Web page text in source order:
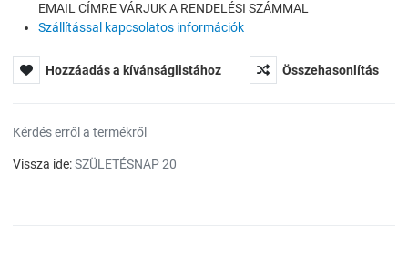
EMAIL CÍMRE VÁRJUK A RENDELÉSI SZÁMMAL
Szállítással kapcsolatos információk
Hozzáadás a kívánságlistához Összehasonlítás
Kérdés erről a termékről
Vissza ide:SZÜLETÉSNAP 20